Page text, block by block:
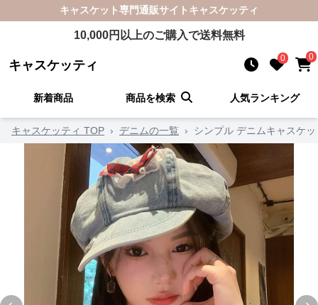
キャスケット専門通販サイト キャスケッティ
10,000円以上のご購入で送料無料
キャスケッティ 0 0
新着商品 商品を検索 人気ランキング
キャスケッティ TOP › デニムの一覧 › シンプル デニムキャスケッ